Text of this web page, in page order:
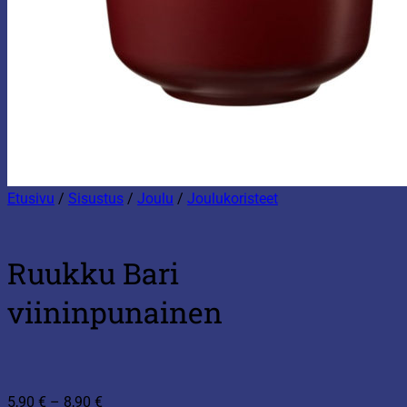
Etusivu / Sisustus / Joulu / Joulukoristeet
Ruukku Bari
viininpunainen
5,90 € – 8,90 €